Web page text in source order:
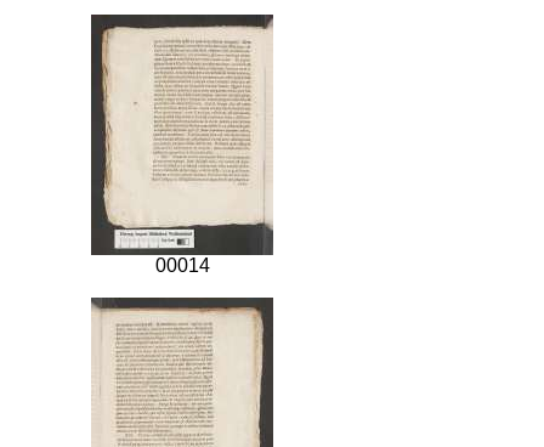
00014